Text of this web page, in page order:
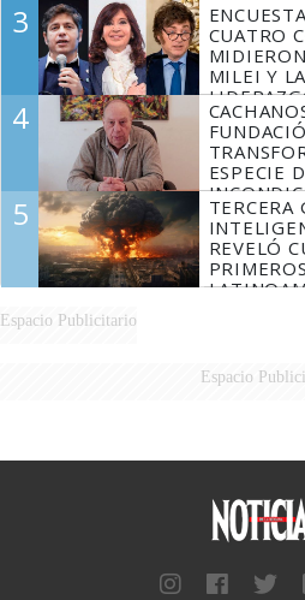
3
CUATRO
MILEI Y
4
ESPECIE
DE MILEI"
5
TERCERA
REVELÓ
Espacio Publicitario
Espacio